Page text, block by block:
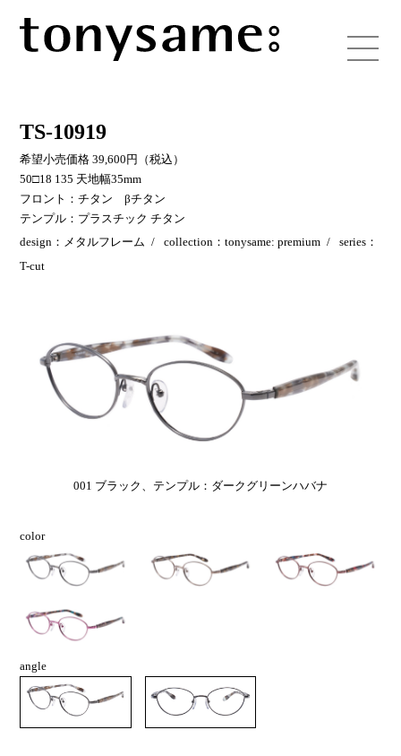
TS-10919
希望小売価格 39,600円（税込）
50□18 135 天地幅35mm
フロント：チタン βチタン
テンプル：プラスチック チタン
design：メタルフレーム
collection：tonysame: premium
series：
T-cut
001 ブラック、テンプル：ダークグリーンハバナ
color
angle